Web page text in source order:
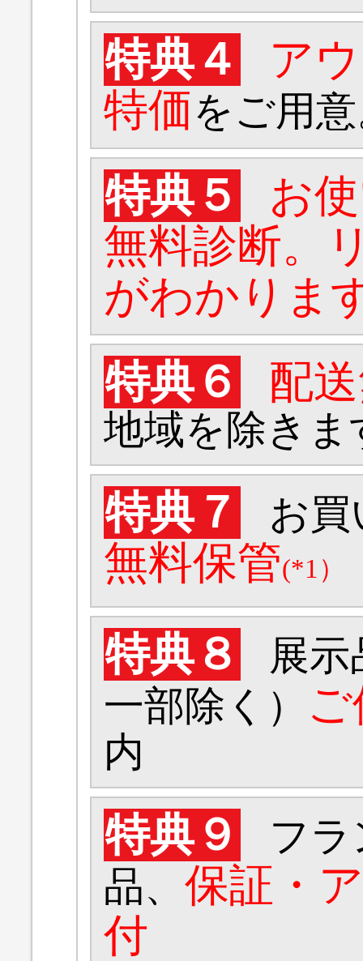
特典４
ア
特価をご用
特典５
お
無料診断。
がわかりま
特典６
配
地域を除きま
特典７ お
無料保管(*1）
特典８
展
一部除く）
内
特典９
フ
品、 保証・
付